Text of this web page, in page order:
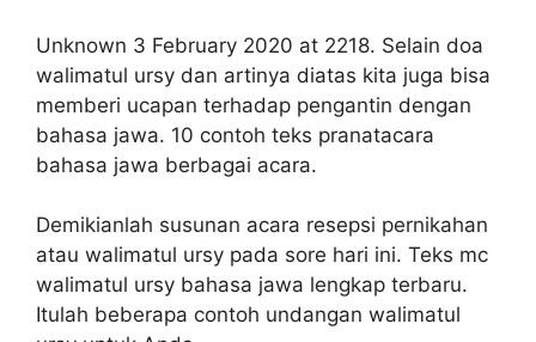
Unknown 3 February 2020 at 2218. Selain doa
walimatul ursy dan artinya diatas kita juga bisa
memberi ucapan terhadap pengantin dengan
bahasa jawa. 10 contoh teks pranatacara
bahasa jawa berbagai acara.
Demikianlah susunan acara resepsi pernikahan
atau walimatul ursy pada sore hari ini. Teks mc
walimatul ursy bahasa jawa lengkap terbaru.
Itulah beberapa contoh undangan walimatul